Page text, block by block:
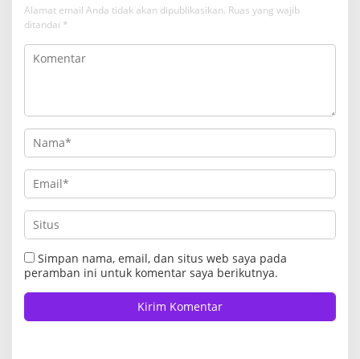
Alamat email Anda tidak akan dipublikasikan. Ruas yang wajib
ditandai *
Simpan nama, email, dan situs web saya pada
peramban ini untuk komentar saya berikutnya.